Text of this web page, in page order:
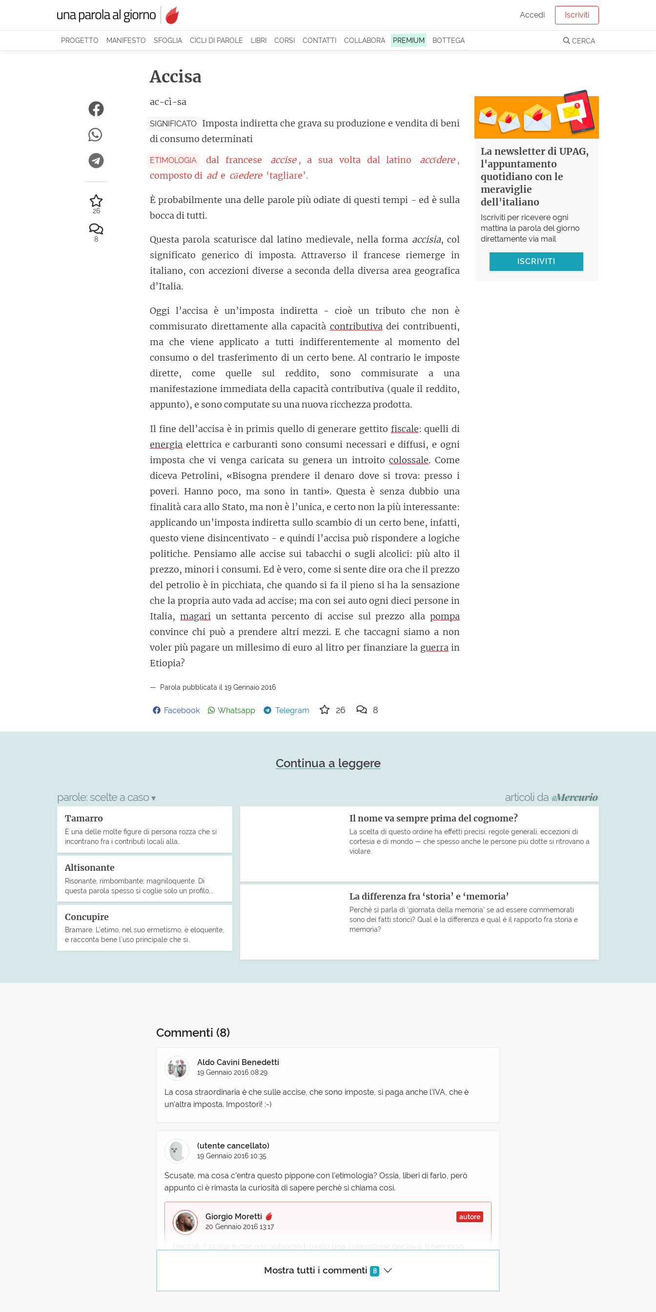
Accedi Iscriviti
PROGETTO MANIFESTO SFOGLIA CICLI DI PAROLE LIBRI CORSI CONTATTI COLLABORA PREMIUM BOTTEGA CERCA
Accisa
ac-cì-sa
SIGNIFICATO
Imposta indiretta che grava su produzione e vendita di beni
di consumo determinati
ETIMOLOGIA dal francese accise , a sua volta dal latino accīdere ,
composto di ad e cāedere ‘tagliare’.
È probabilmente una delle parole più odiate di questi tempi - ed è sulla
bocca di tutti.
Questa parola scaturisce dal latino medievale, nella forma accisia, col
significato generico di imposta. Attraverso il francese riemerge in
italiano, con accezioni diverse a seconda della diversa area geografica
d’Italia.
Oggi l’accisa è un’imposta indiretta - cioè un tributo che non è
commisurato direttamente alla capacità contributivadei contribuenti,
ma che viene applicato a tutti indifferentemente al momento del
consumo o del trasferimento di un certo bene. Al contrario le imposte
dirette, come quelle sul reddito, sono commisurate a una
manifestazione immediata della capacità contributiva (quale il reddito,
appunto), e sono computate su una nuova ricchezza prodotta.
Il fine dell’accisa è in primis quello di generare gettito fiscale: quelli di
energia elettrica e carburanti sono consumi necessari e diffusi, e ogni
imposta che vi venga caricata su genera un introitocolossale. Come
diceva Petrolini, «Bisogna prendere il denaro dove si trova: presso i
poveri. Hanno poco, ma sono in tanti». Questa è senza dubbio una
finalità cara allo Stato, ma non è l’unica, e certo non la più interessante:
applicando un’imposta indiretta sullo scambio di un certo bene, infatti,
questo viene disincentivato - e quindi l’accisa può rispondere a logiche
politiche. Pensiamo alle accise sui tabacchi o sugli alcolici: più alto il
prezzo, minori i consumi. Ed è vero, come si sente dire ora che il prezzo
del petrolio è in picchiata, che quando si fa il pieno si ha la sensazione
che la propria auto vada ad accise; ma con sei auto ogni dieci persone in
Italia, magari un settanta percento di accise sul prezzo alla pompa
convince chi può a prendere altri mezzi. E che taccagni siamo a non
voler più pagare un millesimo di euro al litro per finanziare la guerra in
Etiopia?
Parola pubblicata il 19 Gennaio 2016
Facebook Whatsapp Telegram 26 8
26
8
La newsletter di UPAG,
l'appuntamento
quotidiano con le
meraviglie
dell'italiano
Iscriviti per ricevere ogni
mattina la parola del giorno
direttamente via mail
ISCRIVITI
Continua a leggere
parole: scelte a caso ▾
Tamarro
È una delle molte figure di persona rozza che si
incontrano fra i contributi locali alla…
Altisonante
Risonante, rimbombante; magniloquente. Di
questa parola spesso si coglie solo un profilo,…
Concupire
Bramare. L’etimo, nel suo ermetismo, è eloquente,
e racconta bene l’uso principale che si…
articoli da
Il nome va sempre prima del cognome?
La scelta di questo ordine ha effetti precisi, regole generali, eccezioni di
cortesia e di mondo — che spesso anche le persone più dotte si ritrovano a
violare.
La differenza fra ‘storia’ e ‘memoria’
Perché si parla di ‘giornata della memoria’ se ad essere commemorati
sono dei fatti storici? Qual è la differenza e qual è il rapporto fra storia e
memoria?
Commenti (8)
Mostra tutti i commenti 8
Aldo Cavini Benedetti
19 Gennaio 2016 08:29
La cosa straordinaria è che sulle accise, che sono imposte, si paga anche l'IVA, che è
un'altra imposta. Impostori! :-)
(utente cancellato)
19 Gennaio 2016 10:35
Scusate, ma cosa c'entra questo pippone con l'etimologia? Ossia, liberi di farlo, però
appunto ci è rimasta la curiosità di sapere perchè si chiama così.
Giorgio Moretti
autore
20 Gennaio 2016 13:17